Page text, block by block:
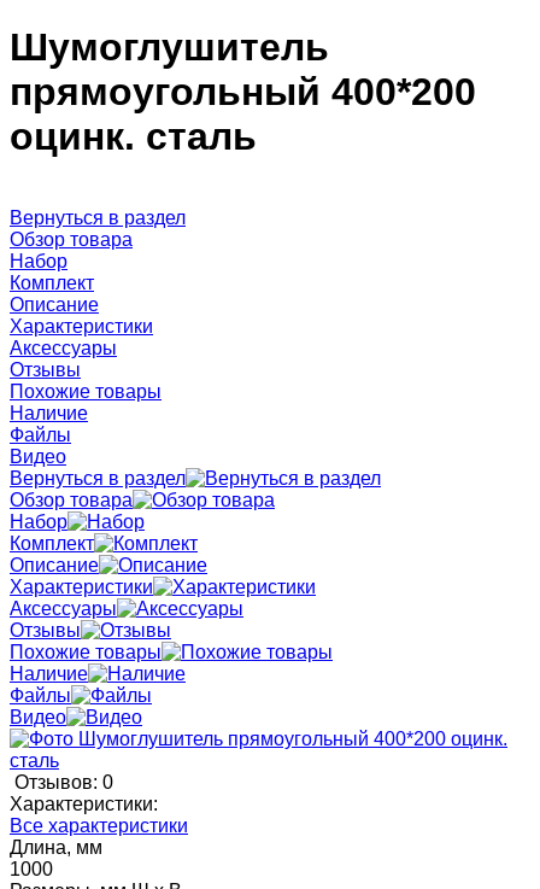
Шумоглушитель
прямоугольный 400*200
оцинк. сталь
Вернуться в раздел
Обзор товара
Набор
Комплект
Описание
Характеристики
Аксессуары
Отзывы
Похожие товары
Наличие
Файлы
Видео
Вернуться в раздел
Обзор товара
Набор
Комплект
Описание
Характеристики
Аксессуары
Отзывы
Похожие товары
Наличие
Файлы
Видео
Отзывов: 0
Характеристики:
Все характеристики
Длина, мм
1000